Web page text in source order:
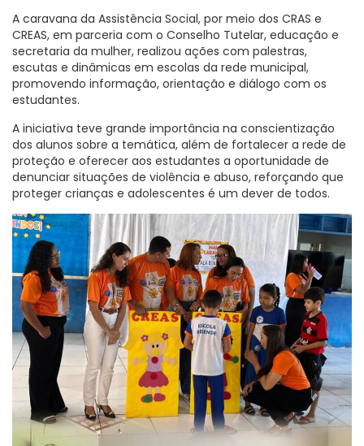
A caravana da Assistência Social, por meio dos CRAS e
CREAS, em parceria com o Conselho Tutelar, educação e
secretaria da mulher, realizou ações com palestras,
escutas e dinâmicas em escolas da rede municipal,
promovendo informação, orientação e diálogo com os
estudantes.
A iniciativa teve grande importância na conscientização
dos alunos sobre a temática, além de fortalecer a rede de
proteção e oferecer aos estudantes a oportunidade de
denunciar situações de violência e abuso, reforçando que
proteger crianças e adolescentes é um dever de todos.